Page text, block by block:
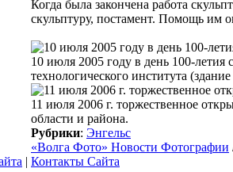
Когда была закончена работа
скульптуру, постамент. Помощь им
10 июля 2005 году в день 100-
технологического института
11 июля 2006 г. торжественное
области и района.
Рубрики: Энгельс
«Волга Фото» Новости Фотографии
| Контакты Сайта